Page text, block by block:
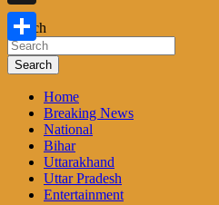
Search
Search
Home
Breaking News
National
Bihar
Uttarakhand
Uttar Pradesh
Entertainment
X
Share